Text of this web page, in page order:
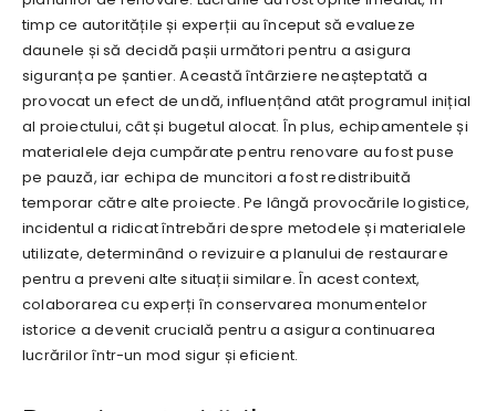
timp ce autoritățile și experții au început să evalueze
daunele și să decidă pașii următori pentru a asigura
siguranța pe șantier. Această întârziere neașteptată a
provocat un efect de undă, influențând atât programul inițial
al proiectului, cât și bugetul alocat. În plus, echipamentele și
materialele deja cumpărate pentru renovare au fost puse
pe pauză, iar echipa de muncitori a fost redistribuită
temporar către alte proiecte. Pe lângă provocările logistice,
incidentul a ridicat întrebări despre metodele și materialele
utilizate, determinând o revizuire a planului de restaurare
pentru a preveni alte situații similare. În acest context,
colaborarea cu experți în conservarea monumentelor
istorice a devenit crucială pentru a asigura continuarea
lucrărilor într-un mod sigur și eficient.